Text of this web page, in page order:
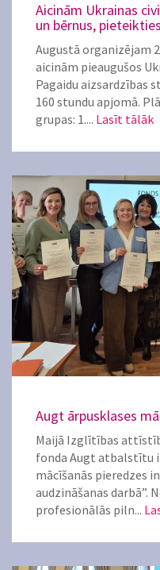
Aicinām Ukrainas
un bērnus,
Augustā organizējam
aicinām pieaugušos
Pagaidu aizsardzības
160 stundu apjomā.
grupas: 1.... Lasīt tālāk
Augt ārpusklases
Maijā Izglītības
fonda Augt atbalstītu
mācīšanās pieredzes
audzināšanas darbā”.
profesionālās piln...